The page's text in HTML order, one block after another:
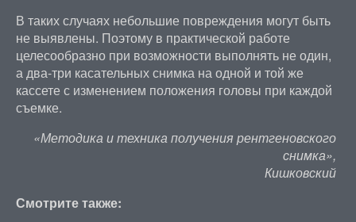
В таких случаях небольшие повреждения могут быть
не выявлены. Поэтому в практической работе
целесообразно при возможности выполнять не один,
а два-три касательных снимка на одной и той же
кассете с изменением положения головы при каждой
съемке.
«Методика и техника получения рентгеновского
снимка»,
Кишковский
Смотрите также: